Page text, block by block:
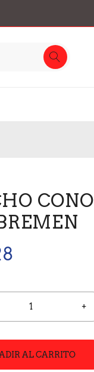
AL CARRITO